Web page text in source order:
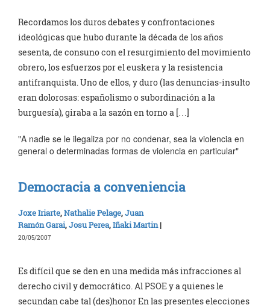
Recordamos los duros debates y confrontaciones
ideológicas que hubo durante la década de los años
sesenta, de consuno con el resurgimiento del movimiento
obrero, los esfuerzos por el euskera y la resistencia
antifranquista. Uno de ellos, y duro (las denuncias-insulto
eran dolorosas: españolismo o subordinación a la
burguesía), giraba a la sazón en torno a […]
"A nadie se le ilegaliza por no condenar, sea la violencia en
general o determinadas formas de violencia en particular"
Democracia a conveniencia
Joxe Iriarte,Nathalie Pelage,Juan
Ramón Garai,Josu Perea,Iñaki Martin|
20/05/2007
Es difícil que se den en una medida más infracciones al
derecho civil y democrático. Al PSOE y a quienes le
secundan cabe tal (des)honor En las presentes elecciones